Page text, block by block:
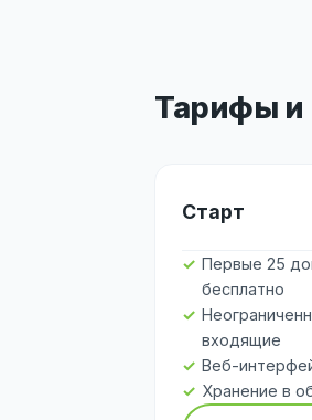
Тарифы и
Старт
Первые 25
бесплатно
входящие
Веб-
Хранение в